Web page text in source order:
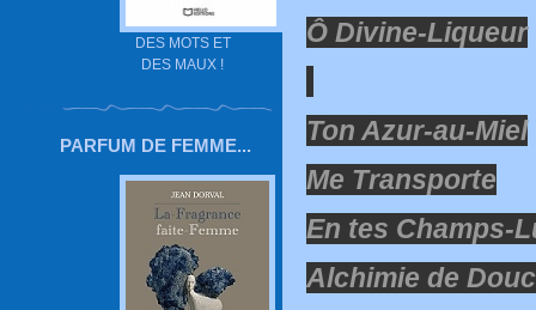
DES MOTS ET
DES MAUX !
PARFUM DE FEMME...
Ô Divine-Liqueur
Ton Azur-au-Miel
Me Transporte
En tes Champs-
Alchimie de